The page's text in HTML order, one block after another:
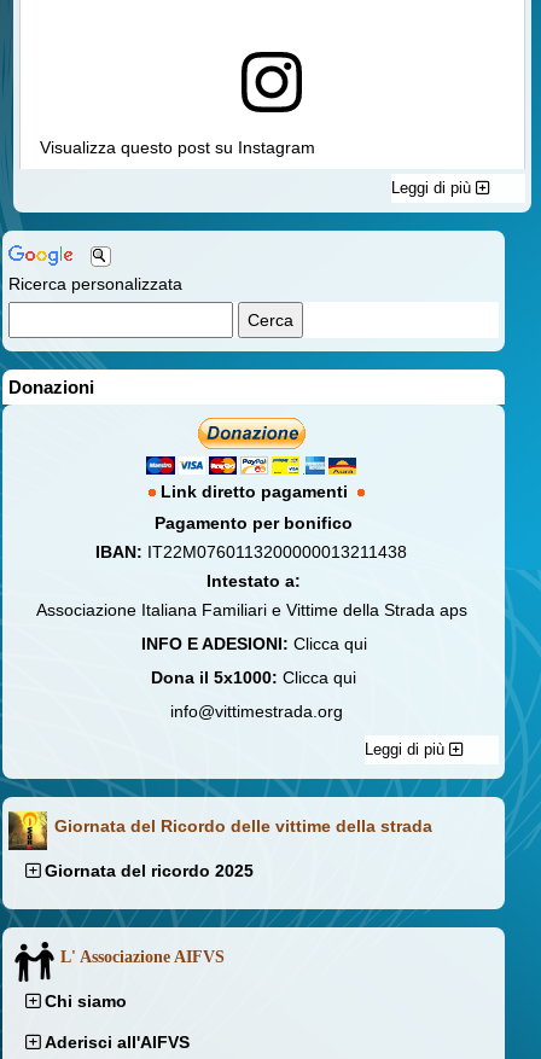
Ricerca personalizzata
Donazioni
Link diretto pagamenti
Pagamento per bonifico
IBAN: IT22M0760113200000013211438
Intestato a:
Associazione Italiana Familiari e Vittime della Strada aps
INFO E ADESIONI: Clicca qui
Dona il 5x1000: Clicca qui
info@vittimestrada.org
Leggi di più
Giornata del Ricordo delle vittime della strada
Giornata del ricordo 2025
L' Associazione AIFVS
Chi siamo
Aderisci all'AIFVS
Visualizza questo post su Instagram
Leggi di più